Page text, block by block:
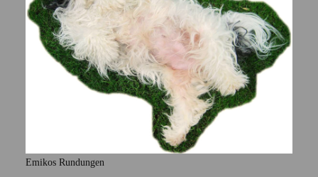
Emikos Rundungen